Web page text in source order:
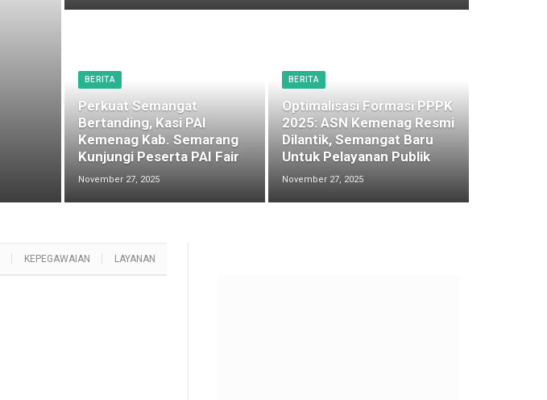
BERITA
Perkuat Semangat
Bertanding, Kasi PAI
Kemenag Kab. Semarang
Kunjungi Peserta PAI Fair
November 27, 2025
BERITA
Optimalisasi Formasi PPPK
2025: ASN Kemenag Resmi
Dilantik, Semangat Baru
Untuk Pelayanan Publik
November 27, 2025
KEPEGAWAIAN LAYANAN